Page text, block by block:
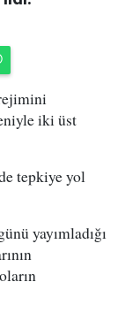
iki üst
tepkiye yol
yayımladığı